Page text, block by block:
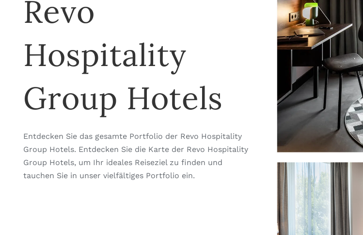
Revo
Hospitality
Group Hotels
Entdecken Sie das gesamte Portfolio der Revo Hospitality
Group Hotels. Entdecken Sie die Karte der Revo Hospitality
Group Hotels, um Ihr ideales Reiseziel zu finden und
tauchen Sie in unser vielfältiges Portfolio ein.